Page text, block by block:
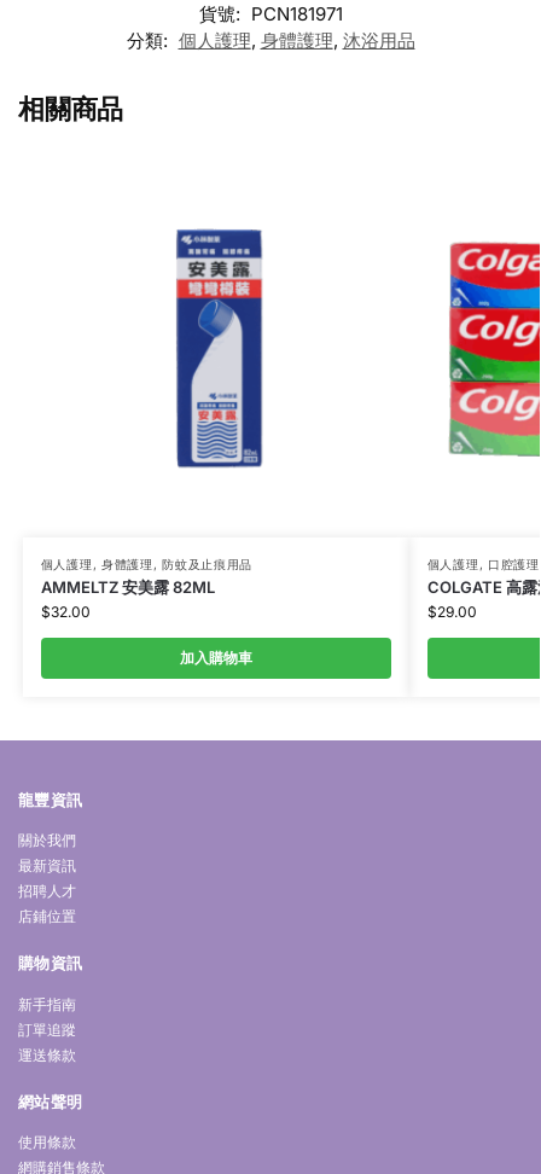
貨號: PCN181971
分類: 個人護理, 身體護理, 沐浴用品
相關商品
個人護理 , 身體護理 ,防蚊及止痕用品
AMMELTZ 安美露 82ML
$32.00
加入購物車
個人護理 , 口腔護理
COLGATE 高
$29.00
龍豐資訊
關於我們
最新資訊
招聘人才
店鋪位置
購物資訊
新手指南
訂單追蹤
運送條款
網站聲明
使用條款
網購銷售條款